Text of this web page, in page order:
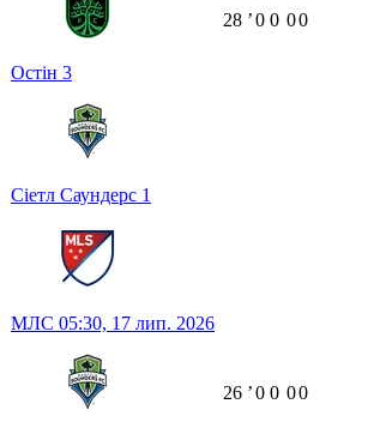
Остін 3
Сіетл Саундерс 1
28 ʼ0 0 00
МЛС 05:30, 17 лип. 2026
26 ʼ0 0 00